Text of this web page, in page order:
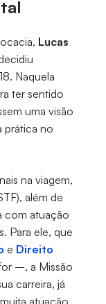
Lucas
Naquela
ter sentido
uma visão
prática no
na viagem,
além de
com atuação
Para ele, que
e Direito
–, a Missão
carreira, já